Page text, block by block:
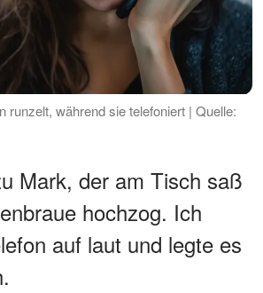
runzelt, während sie telefoniert | Quelle:
Mark, der am Tisch saß
hochzog. Ich
auf laut und legte es